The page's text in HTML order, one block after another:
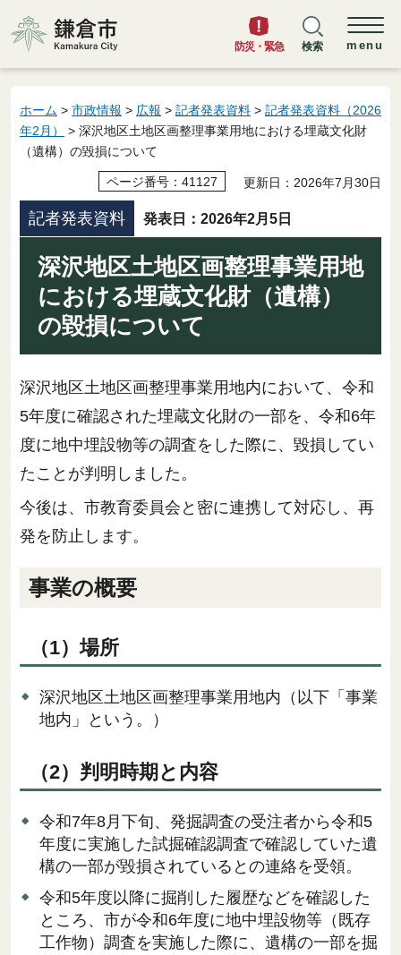
鎌倉市
防災・緊急 検索 menu
ホーム > 市政情報 > 広報 > 記者発表資料 > 記者発表資料（2026
年2月）
> 深沢地区土地区画整理事業用地における埋蔵文化財
（遺構）の毀損について
ページ番号：41127 更新日：2026年7月30日
記者発表資料 発表日：2026年2月5日
深沢地区土地区画整理事業用地
における埋蔵文化財（遺構）
の毀損について
深沢地区土地区画整理事業用地内において、令和
5年度に確認された埋蔵文化財の一部を、令和6年
度に地中埋設物等の調査をした際に、毀損してい
たことが判明しました。
今後は、市教育委員会と密に連携して対応し、再
発を防止します。
事業の概要
（1）場所
深沢地区土地区画整理事業用地内（以下「事業
地内」という。）
（2）判明時期と内容
令和7年8月下旬、発掘調査の受注者から令和5
年度に実施した試掘確認調査で確認していた遺
構の一部が毀損されているとの連絡を受領。
令和5年度以降に掘削した履歴などを確認した
ところ、市が令和6年度に地中埋設物等（既存
工作物）調査を実施した際に、遺構の一部を掘